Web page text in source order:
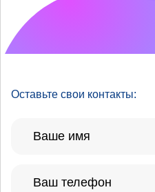
Оставьте свои контакты: